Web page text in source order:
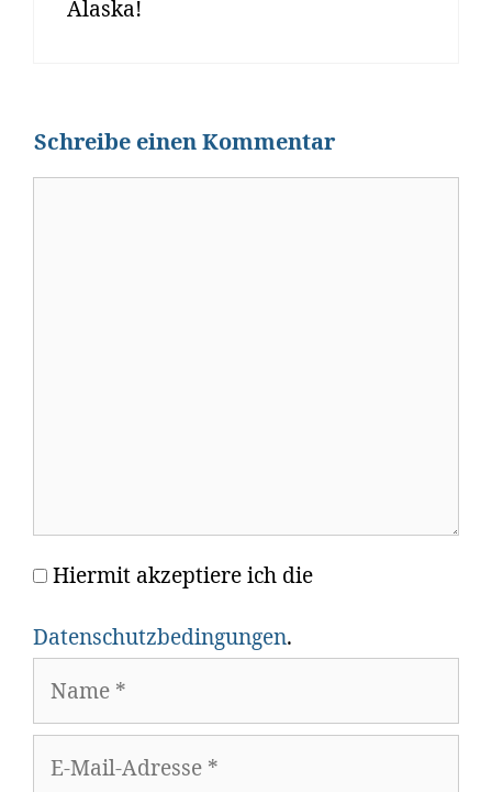
Alaska!
Schreibe einen Kommentar
Hiermit akzeptiere ich die
Datenschutzbedingungen.
E-